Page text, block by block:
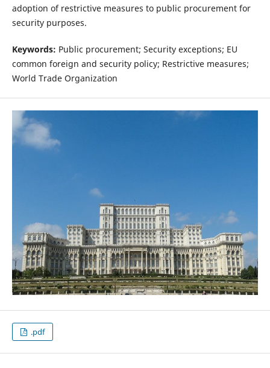
adoption of restrictive measures to public procurement for
security purposes.
Keywords: Public procurement; Security exceptions; EU
common foreign and security policy; Restrictive measures;
World Trade Organization
.pdf